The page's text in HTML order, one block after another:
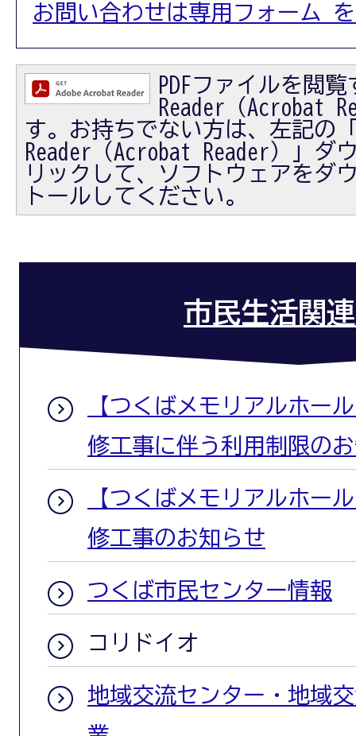
お問い合わせは専用フォーム
PDFファイルを閲
Reader（Acrobat
す。お持ちでない方は、左記の
Reader（Acrobat Reader）」ダ
リックして、ソフトウェアをダ
トールしてください。
市民生活関
【つくばメモリアルホー
修工事に伴う利用制限の
【つくばメモリアルホー
修工事のお知らせ
つくば市民センター情報
コリドイオ
地域交流センター・地域